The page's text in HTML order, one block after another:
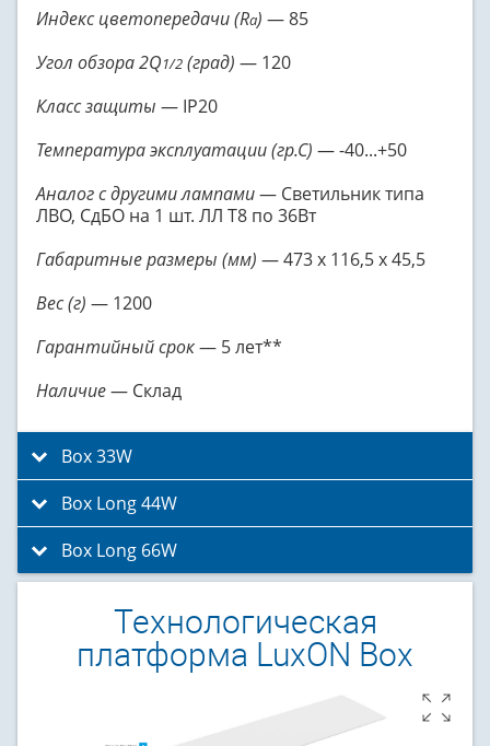
Индекс цветопередачи (Ra) — 85
Угол обзора 2Q1/2 (град) — 120
Класс защиты — IP20
Температура эксплуатации (гр.С) — -40...+50
Аналог с другими лампами— Светильник типа
ЛВО, СдБО на 1 шт. ЛЛ Т8 по 36Вт
Габаритные размеры (мм) — 473 x 116,5 x 45,5
Вес (г) — 1200
Гарантийный срок— 5 лет**
Наличие— Склад
Box 33W
Box Long 44W
Box Long 66W
Технологическая
платформа LuxON Box